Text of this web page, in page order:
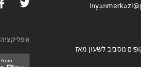
מסביב לשעון מאז
אפליקציה